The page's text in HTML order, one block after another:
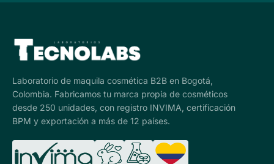
Laboratorio de maquila cosmética B2B en Bogotá,
Colombia. Fabricamos tu marca propia de cosméticos
desde 250 unidades, con registro INVIMA, certificación
BPM y exportación a más de 12 países.